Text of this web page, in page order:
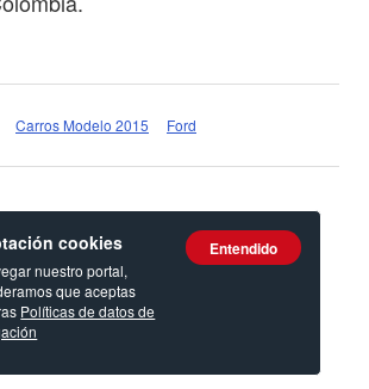
Carros Modelo 2015 Ford
cookies
nuestro portal,
que aceptas
Políticas de datos de
Entendido